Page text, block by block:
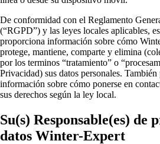
De conformidad con el Reglamento
(“RGPD”) y las leyes locales aplicables,
proporciona información sobre cómo
protege, mantiene, comparte y elimina
por los terminos “tratamiento” o
Privacidad) sus datos personales.
información sobre cómo ponerse en
sus derechos según la ley local.
Su(s) Responsable(es) de
datos Winter-Expert